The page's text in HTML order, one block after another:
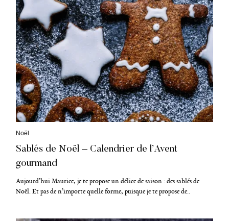
C
t
g
r
i
Noël
Sablés de Noël – Calendrier de l’Avent
gourmand
Aujourd’hui Maurice, je te propose un délice de saison : des sablés de
Noël. Et pas de n’importe quelle forme, puisque je te propose de..